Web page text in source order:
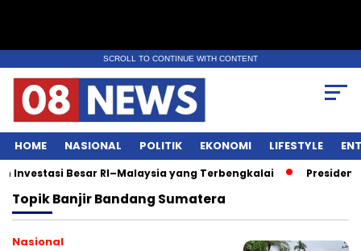
SCROLL TO CONTINUE WITH CONTENT
HOME NASIONAL POLITIK EKONOMI LIFESTYLE
Besar RI–Malaysia yang Terbengkalai Presiden
TopikBanjir Bandang Sumatera
Nasional